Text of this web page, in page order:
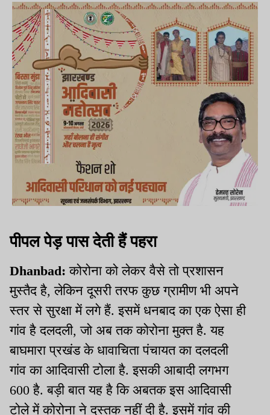
पीपल पेड़ पास देती हैं पहरा
Dhanbad: कोरोना को लेकर वैसे तो प्रशासन
मुस्तैद है, लेकिन दूसरी तरफ कुछ ग्रामीण भी अपने
स्तर से सुरक्षा में लगे हैं. इसमें धनबाद का एक ऐसा ही
गांव है दलदली, जो अब तक कोरोना मुक्त है. यह
बाघमारा प्रखंड के धावाचिता पंचायत का दलदली
गांव का आदिवासी टोला है. इसकी आबादी लगभग
600 है. बड़ी बात यह है कि अबतक इस आदिवासी
टोले में कोरोना ने दस्तक नहीं दी है. इसमें गांव की